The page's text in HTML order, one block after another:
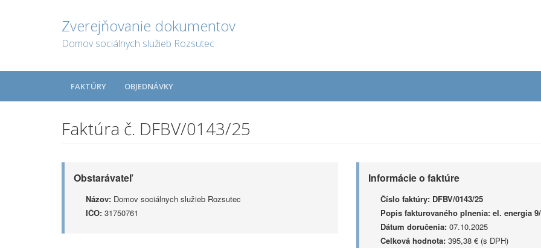
Zverejňovanie dokumentov
Domov sociálnych služieb Rozsutec
FAKTÚRY OBJEDNÁVKY
Faktúra č. DFBV/0143/25
Obstarávateľ
Názov: Domov sociálnych služieb Rozsutec
IČO: 31750761
Informácie o faktúre
Číslo faktúry: DFBV/0143/25
Popis fakturovaného plnenia: el. energia
Dátum doručenia:07.10.2025
Celková hodnota:395,38 € (s DPH)